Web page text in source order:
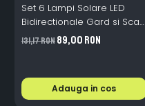
Set 6 Lampi Solare LED
Bidirectionale Gard si Scari
- 200mAh, IP65, Alb Cald,
Senzor Automat
131,17 RON89,00 RON
Adauga in cos